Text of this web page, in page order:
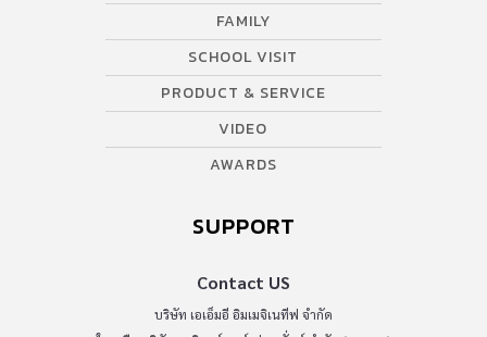
FAMILY
SCHOOL VISIT
PRODUCT & SERVICE
VIDEO
AWARDS
SUPPORT
Contact US
บริษัท เอเอ็มอี อิมเมจิเนทีฟ จำกัด